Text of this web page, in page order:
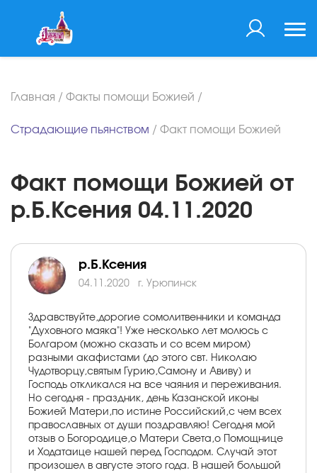
Главная / Факты помощи Божией /
Страдающие пьянством / Факт помощи Божией
Факт помощи Божией от
р.Б.Ксения 04.11.2020
р.Б.Ксения
04.11.2020 г. Урюпинск
Здравствуйте,дорогие сомолитвенники и команда
"Духовного маяка"! Уже несколько лет молюсь с
Болгаром (можно сказать и со всем миром)
разными акафистами (до этого свт. Николаю
Чудотворцу,святым Гурию,Самону и Авиву) и
Господь откликался на все чаяния и переживания.
Но сегодня - праздник, день Казанской иконы
Божией Матери,по истине Российский,с чем всех
православных от души поздравляю! Сегодня мой
отзыв о Богородице,о Матери Света,о Помощнице
и Ходатаице нашей перед Господом. Случай этот
произошел в августе этого года. В нашей большой